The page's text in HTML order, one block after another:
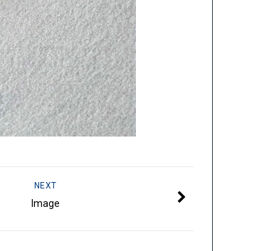
NEXT
Image